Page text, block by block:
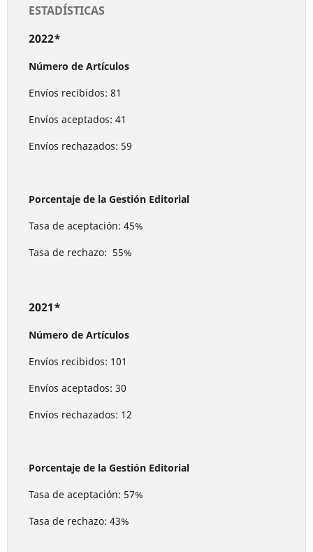
ESTADÍSTICAS
2022*
Número de Artículos
Envíos recibidos: 81
Envíos aceptados: 41
Envíos rechazados: 59
Porcentaje de la Gestión Editorial
Tasa de aceptación: 45%
Tasa de rechazo: 55%
2021*
Número de Artículos
Envíos recibidos: 101
Envíos aceptados: 30
Envíos rechazados: 12
Porcentaje de la Gestión Editorial
Tasa de aceptación: 57%
Tasa de rechazo: 43%